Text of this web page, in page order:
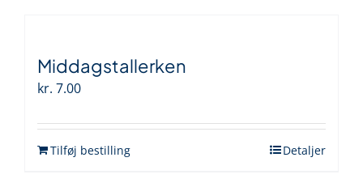
Middagstallerken
kr. 7.00
Tilføj bestilling Detaljer